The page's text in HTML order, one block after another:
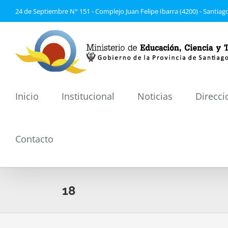
al
24 de Septiembre N° 151 - Complejo Juan Felipe Ibarra (4200) -
Inicio Institucional Noticias
Contacto
18